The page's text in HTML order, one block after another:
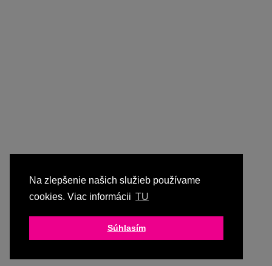
Na zlepšenie našich služieb používame
cookies. Viac informácii TU
Súhlasím